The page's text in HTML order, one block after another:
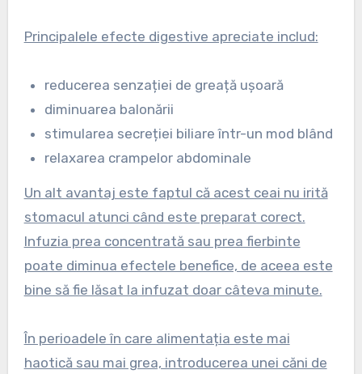
Principalele efecte digestive apreciate includ:
reducerea senzației de greață ușoară
diminuarea balonării
stimularea secreției biliare într-un mod blând
relaxarea crampelor abdominale
Un alt avantaj este faptul că acest ceai nu irită
stomacul atunci când este preparat corect.
Infuzia prea concentrată sau prea fierbinte
poate diminua efectele benefice, de aceea este
bine să fie lăsat la infuzat doar câteva minute.
În perioadele în care alimentația este mai
haotică sau mai grea, introducerea unei căni de